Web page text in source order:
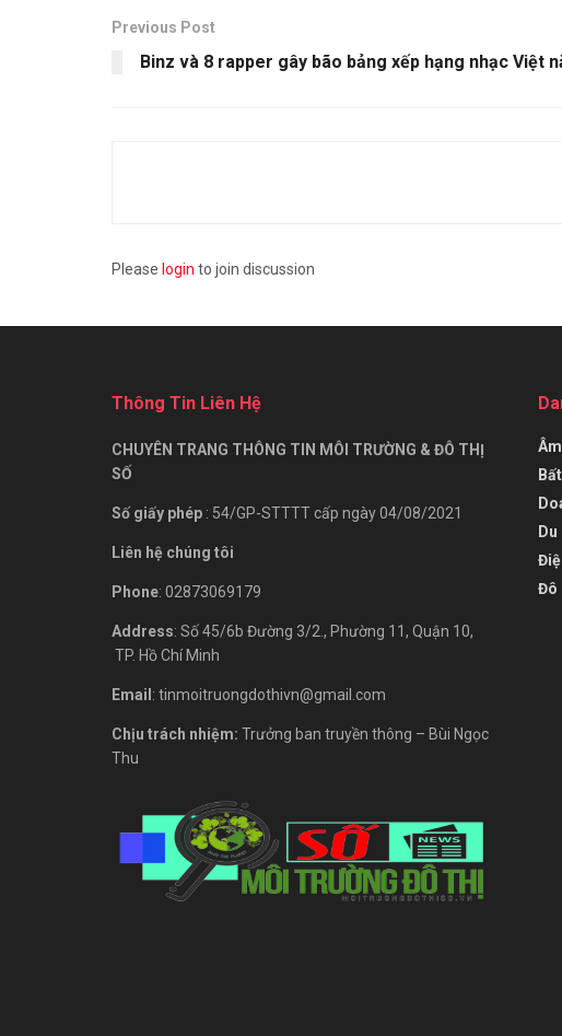
Previous Post
Binz và 8 rapper gây bão bảng xếp hạng nhạc Việt
Please login to join discussion
Thông Tin Liên Hệ
CHUYÊN TRANG THÔNG TIN MÔI TRƯỜNG & ĐÔ THỊ
SỐ
Số giấy phép : 54/GP-STTTT cấp ngày 04/08/2021
Liên hệ chúng tôi
Phone: 02873069179
Address: Số 45/6b Đường 3/2., Phường 11, Quận 10,
TP. Hồ Chí Minh
Email : tinmoitruongdothivn@gmail.com
Chịu trách nhiệm: Trưởng ban truyền thông – Bùi Ngọc
Thu
Đô